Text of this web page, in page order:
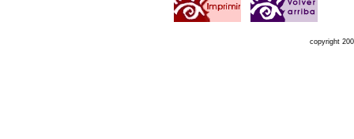
copyright